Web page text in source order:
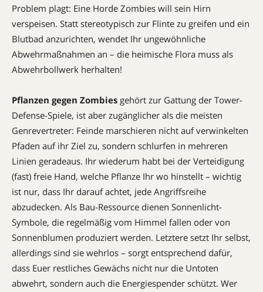
Problem plagt: Eine Horde Zombies will sein Hirn
verspeisen. Statt stereotypisch zur Flinte zu greifen und ein
Blutbad anzurichten, wendet Ihr ungewöhnliche
Abwehrmaßnahmen an – die heimische Flora muss als
Abwehrbollwerk herhalten!
Pflanzen gegen Zombies gehört zur Gattung der Tower-
Defense-Spiele, ist aber zugänglicher als die meisten
Genrevertreter: Feinde marschieren nicht auf verwinkelten
Pfaden auf ihr Ziel zu, sondern schlurfen in mehreren
Linien geradeaus. Ihr wiederum habt bei der Verteidigung
(fast) freie Hand, welche Pflanze Ihr wo hinstellt – wichtig
ist nur, dass Ihr darauf achtet, jede Angriffsreihe
abzudecken. Als Bau-Ressource dienen Sonnenlicht-
Symbole, die regelmäßig vom Himmel fallen oder von
Sonnenblumen produziert werden. Letztere setzt Ihr selbst,
allerdings sind sie wehrlos – sorgt entsprechend dafür,
dass Euer restliches Gewächs nicht nur die ­Untoten
abwehrt, sondern auch die Energiespender schützt. Wer